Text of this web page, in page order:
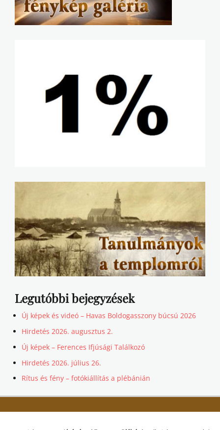
Legutóbbi bejegyzések
Új képek és videó – Havas Boldogasszony búcsú 2026
Hirdetés 2026. augusztus 2.
Új képek – Ferences Ifjúsági Találkozó
Hirdetés 2026. július 26.
Rítus és fény – fotókiállítás a plébánián